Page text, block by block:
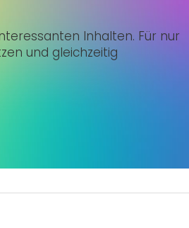
Inhalten. Für nur
und gleichzeitig